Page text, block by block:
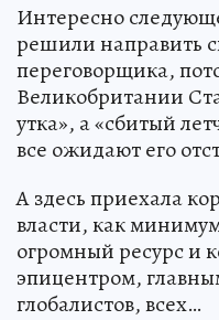
Интересно
решили направить
переговорщика,
Великобритании
утка», а «сбитый
все ожидают его
А здесь приехала
власти, как
огромный ресурс и
эпицентром,
глобалистов, всех…